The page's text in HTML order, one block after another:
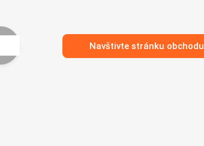
Navštivte stránku obchodu